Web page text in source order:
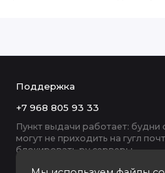
Поддержка
+7 968 805 93 33
Пункт выдачи работает: будни
могут не приходить на гугл
блокировать ру серверы